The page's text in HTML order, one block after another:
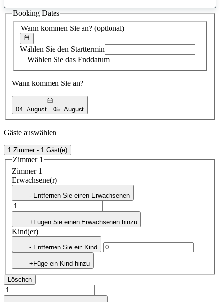
gefundener
Vorschlag
Wann kommen Sie an? (optional)
Wählen Sie den Starttermin
Wählen Sie das Enddatum
Wann kommen Sie an?
04. August 05. August
Booking Dates
Gäste auswählen
1 Zimmer - 1 Gäst(e)
Zimmer 1
Zimmer 1
Erwachsene(r)
- Entfernen Sie einen Erwachsenen
+Fügen Sie einen Erwachsenen hinzu
Kind(er)
- Entfernen Sie ein Kind
+Füge ein Kind hinzu
Löschen